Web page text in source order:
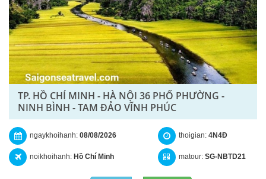
TP. HỒ CHÍ MINH - HÀ NỘI 36 PHỐ PHƯỜNG -
NINH BÌNH - TAM ĐẢO VĨNH PHÚC
ngaykhoihanh: 08/08/2026
noikhoihanh: Hồ Chí Minh
thoigian: 4N4Đ
matour: SG-NBTD21